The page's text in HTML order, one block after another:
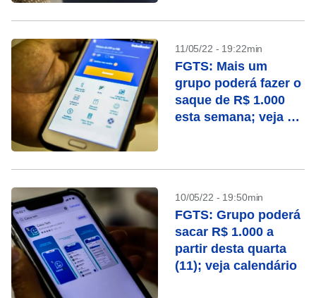
11/05/22 - 19:22min
FGTS: Mais um
grupo poderá fazer o
saque de R$ 1.000
esta semana; veja as
10/05/22 - 19:50min
FGTS: Grupo poderá
sacar R$ 1.000 a
partir desta quarta
(11); veja calendário